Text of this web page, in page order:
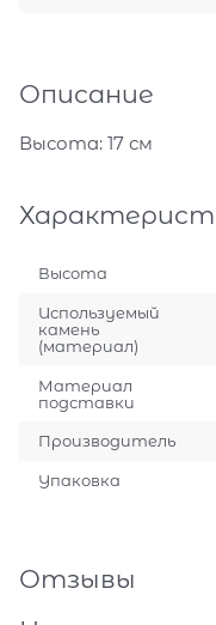
Описание
Высота: 17 см
Высота
Используемый
камень
(материал)
Материал
подставки
Производитель
Упаковка
Отзывы